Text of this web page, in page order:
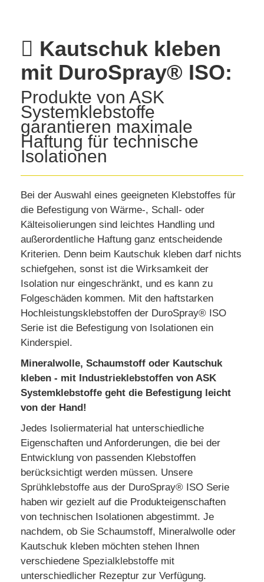
Kautschuk kleben
mit DuroSpray® ISO:
Produkte von ASK
Systemklebstoffe
garantieren maximale
Haftung für technische
Isolationen
Bei der Auswahl eines geeigneten Klebstoffes für
die Befestigung von Wärme-, Schall- oder
Kälteisolierungen sind leichtes Handling und
außerordentliche Haftung ganz entscheidende
Kriterien. Denn beim Kautschuk kleben darf nichts
schiefgehen, sonst ist die Wirksamkeit der
Isolation nur eingeschränkt, und es kann zu
Folgeschäden kommen. Mit den haftstarken
Hochleistungsklebstoffen der DuroSpray® ISO
Serie ist die Befestigung von Isolationen ein
Kinderspiel.
Mineralwolle, Schaumstoff oder Kautschuk
kleben - mit Industrieklebstoffen von ASK
Systemklebstoffe geht die Befestigung leicht
von der Hand!
Jedes Isoliermaterial hat unterschiedliche
Eigenschaften und Anforderungen, die bei der
Entwicklung von passenden Klebstoffen
berücksichtigt werden müssen. Unsere
Sprühklebstoffe aus der DuroSpray® ISO Serie
haben wir gezielt auf die Produkteigenschaften
von technischen Isolationen abgestimmt. Je
nachdem, ob Sie Schaumstoff, Mineralwolle oder
Kautschuk kleben möchten stehen Ihnen
verschiedene Spezialklebstoffe mit
unterschiedlicher Rezeptur zur Verfügung.